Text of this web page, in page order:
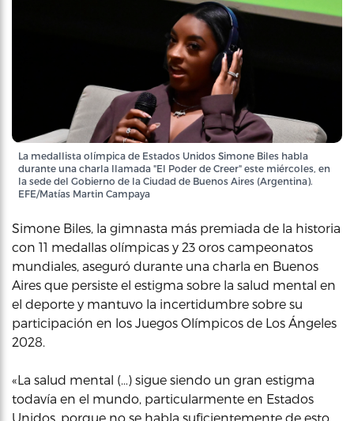
La medallista olímpica de Estados Unidos Simone Biles habla
durante una charla llamada "El Poder de Creer" este miércoles, en
la sede del Gobierno de la Ciudad de Buenos Aires (Argentina).
EFE/Matías Martin Campaya
Simone Biles, la gimnasta más premiada de la historia
con 11 medallas olímpicas y 23 oros campeonatos
mundiales, aseguró durante una charla en Buenos
Aires que persiste el estigma sobre la salud mental en
el deporte y mantuvo la incertidumbre sobre su
participación en los Juegos Olímpicos de Los Ángeles
2028.
«La salud mental (…) sigue siendo un gran estigma
todavía en el mundo, particularmente en Estados
Unidos, porque no se habla suficientemente de esto.